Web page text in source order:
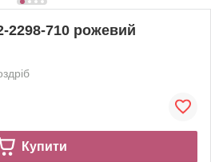
2298-710 рожевий
Купити